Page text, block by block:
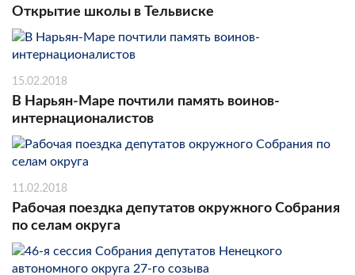
Открытие школы в Тельвиске
15.02.2018
В Нарьян-Маре почтили память воинов-
интернационалистов
11.02.2018
Рабочая поездка депутатов окружного Собрания
по селам округа